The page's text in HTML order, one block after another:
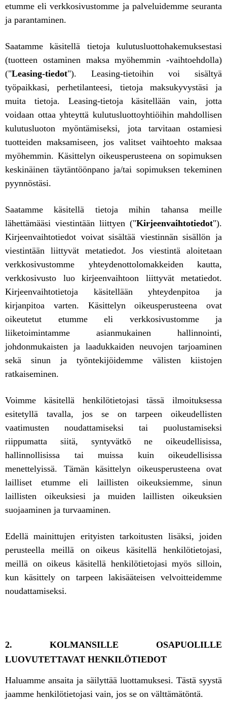
etumme eli verkkosivustomme ja palveluidemme seuranta
ja parantaminen.
Saatamme käsitellä tietoja kulutusluottohakemuksestasi
(tuotteen ostaminen maksa myöhemmin -vaihtoehdolla)
("Leasing-tiedot"). Leasing-tietoihin voi sisältyä
työpaikkasi, perhetilanteesi, tietoja maksukyvystäsi ja
muita tietoja. Leasing-tietoja käsitellään vain, jotta
voidaan ottaa yhteyttä kulutusluottoyhtiöihin mahdollisen
kulutusluoton myöntämiseksi, jota tarvitaan ostamiesi
tuotteiden maksamiseen, jos valitset vaihtoehto maksaa
myöhemmin. Käsittelyn oikeusperusteena on sopimuksen
keskinäinen täytäntöönpano ja/tai sopimuksen tekeminen
pyynnöstäsi.
Saatamme käsitellä tietoja mihin tahansa meille
lähettämääsi viestintään liittyen ("Kirjeenvaihtotiedot").
Kirjeenvaihtotiedot voivat sisältää viestinnän sisällön ja
viestintään liittyvät metatiedot. Jos viestintä aloitetaan
verkkosivustomme yhteydenottolomakkeiden kautta,
verkkosivusto luo kirjeenvaihtoon liittyvät metatiedot.
Kirjeenvaihtotietoja käsitellään yhteydenpitoa ja
kirjanpitoa varten. Käsittelyn oikeusperusteena ovat
oikeutetut etumme eli verkkosivustomme ja
liiketoimintamme asianmukainen hallinnointi,
johdonmukaisten ja laadukkaiden neuvojen tarjoaminen
sekä sinun ja työntekijöidemme välisten kiistojen
ratkaiseminen.
Voimme käsitellä henkilötietojasi tässä ilmoituksessa
esitetyllä tavalla, jos se on tarpeen oikeudellisten
vaatimusten noudattamiseksi tai puolustamiseksi
riippumatta siitä, syntyvätkö ne oikeudellisissa,
hallinnollisissa tai muissa kuin oikeudellisissa
menettelyissä. Tämän käsittelyn oikeusperusteena ovat
lailliset etumme eli laillisten oikeuksiemme, sinun
laillisten oikeuksiesi ja muiden laillisten oikeuksien
suojaaminen ja turvaaminen.
Edellä mainittujen erityisten tarkoitusten lisäksi, joiden
perusteella meillä on oikeus käsitellä henkilötietojasi,
meillä on oikeus käsitellä henkilötietojasi myös silloin,
kun käsittely on tarpeen lakisääteisen velvoitteidemme
noudattamiseksi.
2. KOLMANSILLE OSAPUOLILLE
LUOVUTETTAVAT HENKILÖTIEDOT
Haluamme ansaita ja säilyttää luottamuksesi. Tästä syystä
jaamme henkilötietojasi vain, jos se on välttämätöntä.